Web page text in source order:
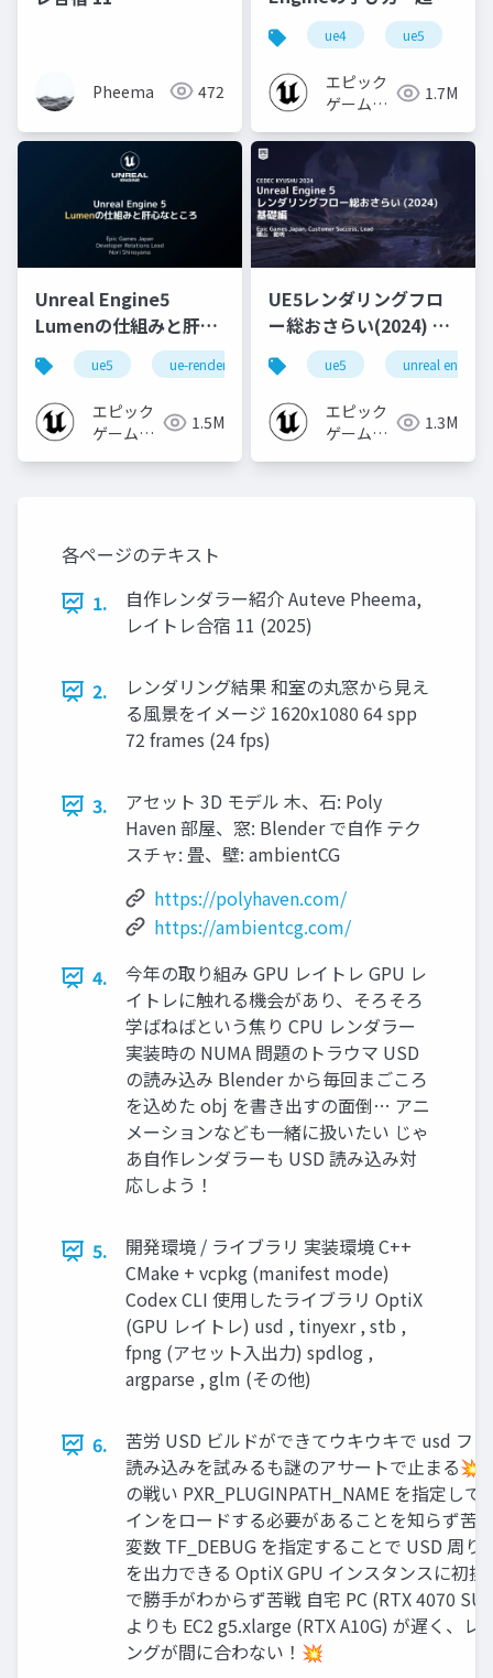
Pheema 472
心者向け編 - 2023 v1.0
ue4 ue5
エピック
ゲームズ
1.7M
Unreal Engine5
Lumenの仕組みと肝心
なところ
ue5 ue-rendering ue-lumen
エピック
ゲームズ
1.5M
UE5レンダリングフロ
ー総おさらい(2024) 基
礎編！
[CEDEC+KYUSHU
2024]
ue5 unreal engine
エピック
ゲームズ
1.3M
各ページのテキスト
1.
自作レンダラー紹介 Auteve Pheema,
レイトレ合宿 11 (2025)
2.
レンダリング結果 和室の丸窓から見え
る風景をイメージ 1620x1080 64 spp
72 frames (24 fps)
3.
アセット 3D モデル 木、石: Poly
Haven 部屋、窓: Blender で自作 テク
スチャ: 畳、壁: ambientCG
https://polyhaven.com/
https://ambientcg.com/
4.
今年の取り組み GPU レイトレ GPU レ
イトレに触れる機会があり、そろそろ
学ばねばという焦り CPU レンダラー
実装時の NUMA 問題のトラウマ USD
の読み込み Blender から毎回まごころ
を込めた obj を書き出すの面倒… アニ
メーションなども一緒に扱いたい じゃ
あ自作レンダラーも USD 読み込み対
応しよう！
5.
開発環境 / ライブラリ 実装環境 C++
CMake + vcpkg (manifest mode)
Codex CLI 使用したライブラリ OptiX
(GPU レイトレ) usd , tinyexr , stb ,
fpng (アセット入出力) spdlog ,
argparse , glm (その他)
6.
苦労 USD ビルドができてウキウキで usd フ
読み込みを試みるも謎のアサートで止まる💥
の戦い PXR_PLUGINPATH_NAME を指定して
インをロードする必要があることを知らず苦
変数 TF_DEBUG を指定することで USD 周り
を出力できる OptiX GPU インスタンスに初挑
で勝手がわからず苦戦 自宅 PC (RTX 4070
よりも EC2 g5.xlarge (RTX A10G) が遅く、レ
ングが間に合わない！💥